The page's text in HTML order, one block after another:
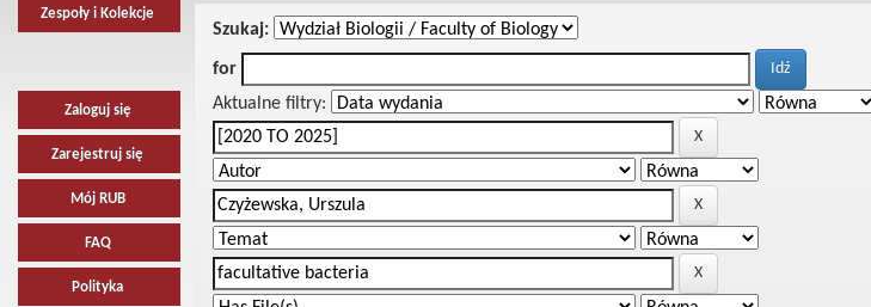
Zespoły i Kolekcje
Zaloguj się
Zarejestruj się
Mój RUB
FAQ
Polityka
Szukaj:
for
Aktualne filtry: